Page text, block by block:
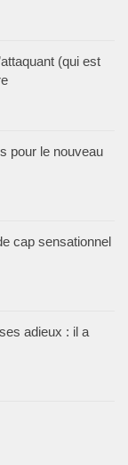
(qui est
pour le nouveau
cap sensationnel
adieux : il a